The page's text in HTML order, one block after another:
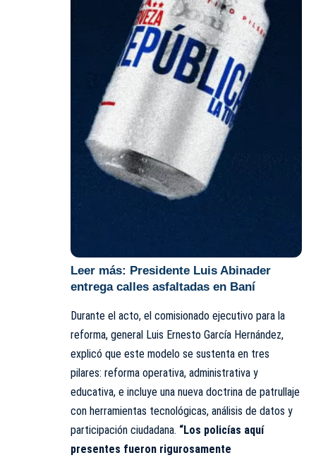
Leer más: Presidente Luis Abinader
entrega calles asfaltadas en Baní
Durante el acto, el comisionado ejecutivo para la
reforma, general Luis Ernesto García Hernández,
explicó que este modelo se sustenta en tres
pilares: reforma operativa, administrativa y
educativa, e incluye una nueva doctrina de patrullaje
con herramientas tecnológicas, análisis de datos y
participación ciudadana. “Los policías aquí
presentes fueron rigurosamente